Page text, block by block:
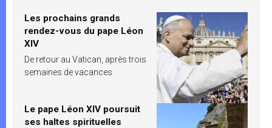
Les prochains grands
rendez-vous du pape Léon
XIV
De retour au Vatican, après trois
semaines de vacances
Le pape Léon XIV poursuit
ses haltes spirituelles